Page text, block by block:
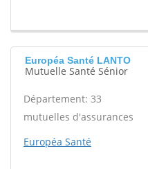
Européa Santé LANTO
Mutuelle Santé Sénior
Département: 33
mutuelles d'assurances
Européa Santé